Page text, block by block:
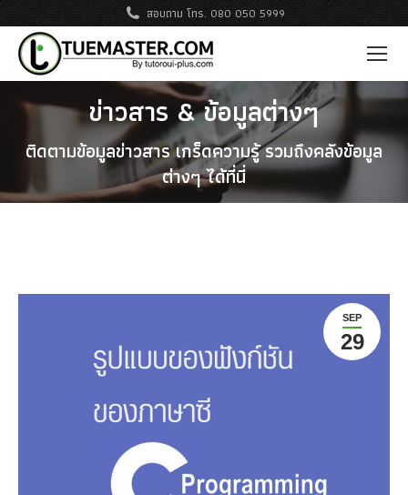
สอบถาม โทร. 080 050 5999
ข่าวสาร & ข้อมูลต่างๆ
ติดตามข้อมูลข่าวสาร เกร็ดความรู้ รวมถึงคลังข้อมูล
ต่างๆ ได้ที่นี่
SEP
29